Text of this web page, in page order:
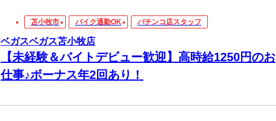
苫小牧市 バイク通勤OK パチンコ店スタッフ
ベガスベガス苫小牧店
【未経験＆バイトデビュー歓迎】高時給1250円のお
仕事♪ボーナス年2回あり！